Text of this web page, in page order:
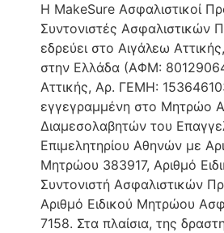
Η MakeSure Ασφαλιστικοί
Συντονιστές Ασφαλιστικών
εδρεύει στο Αιγάλεω
στην Ελλάδα (ΑΦΜ:
Αττικής, Αρ. ΓΕΜΗ:
εγγεγραμμένη στο Μητρώο
Διαμεσολαβητών του
Επιμελητηρίου Αθηνών με
Μητρώου 383917, Αριθμό
Συντονιστή Ασφαλιστικών
Αριθμό Ειδικού Μητρώου
7158. Στα πλαίσια, της